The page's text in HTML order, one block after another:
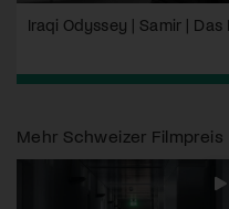
Iraqi Odyssey | Samir | Das
Mehr Schweizer Filmpreis